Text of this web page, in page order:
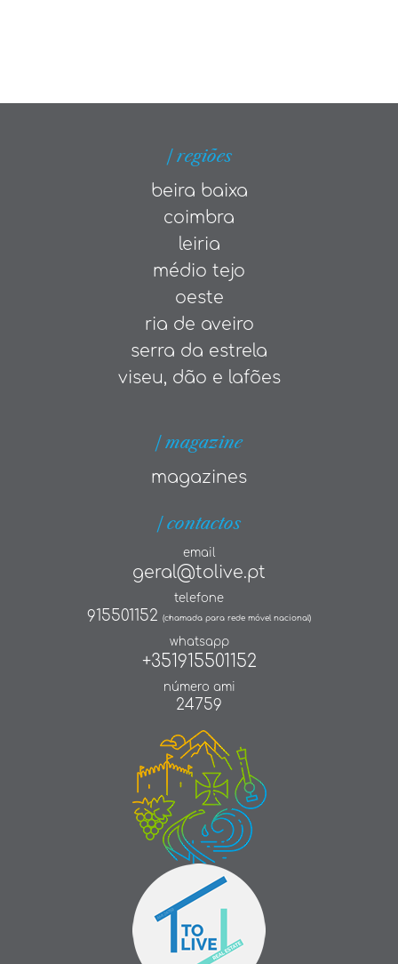
| regiões
beira baixa
coimbra
leiria
médio tejo
oeste
ria de aveiro
serra da estrela
viseu, dão e lafões
| magazine
magazines
| contactos
email
geral@tolive.pt
telefone
915501152 (chamada para rede móvel nacional)
whatsapp
+351915501152
número ami
24759